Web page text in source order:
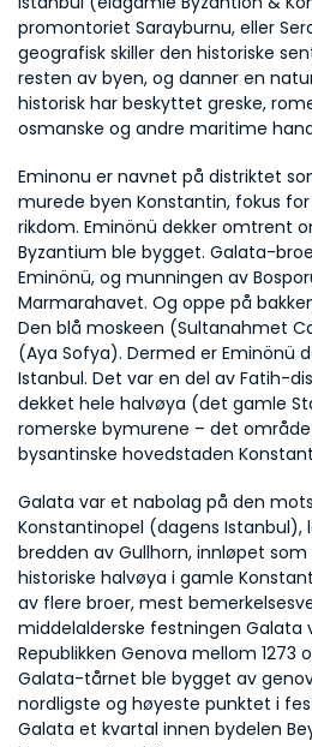
promontoriet Sarayburnu, eller
geografisk skiller den historiske
resten av byen, og danner en
historisk har beskyttet greske,
osmanske og andre maritime
Eminonu er navnet på distriktet
murede byen Konstantin, fokus
rikdom. Eminönü dekker omtrent
Byzantium ble bygget. Galata-
Eminönü, og munningen av
Marmarahavet. Og oppe på
Den blå moskeen (Sultanahmet
(Aya Sofya). Dermed er Eminönü
Istanbul. Det var en del av Fatih-
dekket hele halvøya (det gamle
romerske bymurene – det
bysantinske hovedstaden
Galata var et nabolag på den
Konstantinopel (dagens Istanbul),
bredden av Gullhorn, innløpet
historiske halvøya i gamle
av flere broer, mest
middelalderske festningen Galata
Republikken Genova mellom 1273
Galata-tårnet ble bygget av
nordligste og høyeste punktet i
Galata et kvartal innen bydelen